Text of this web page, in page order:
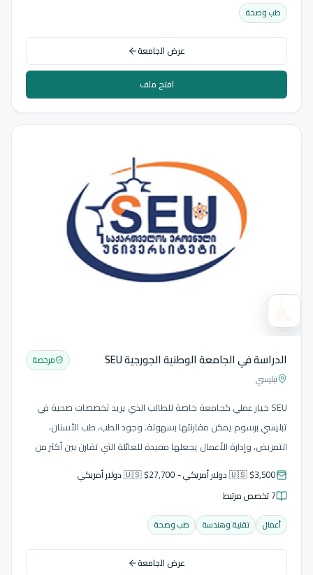
طب وصحة
عرض الجامعة
افتح ملف
الدراسة في الجامعة الوطنية الجورجية SEU
تبليسي
مرخصة
SEU خيار عملي كجامعة خاصة للطالب الذي يريد تخصصات صحية في
تبليسي برسوم يمكن مقارنتها بسهولة. وجود الطب، طب الأسنان،
التمريض، وإدارة الأعمال يجعلها مفيدة للعائلة التي تقارن بين أكثر من
مسار، خصوصا عندما تكون الميزانية مهمة.
🇺🇸 $3,500 دولار أمريكي - 🇺🇸 $27,700 دولار أمريكي
7 تخصص مرتبط
أعمال تقنية وهندسة طب وصحة
عرض الجامعة